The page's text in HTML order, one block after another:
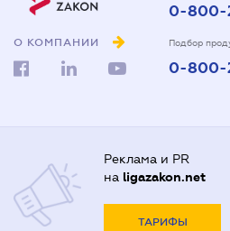
О КОМПАНИИ
0-800-
Подбор
0-800-
Реклама и PR
на ligazakon.net
ТАРИФЫ